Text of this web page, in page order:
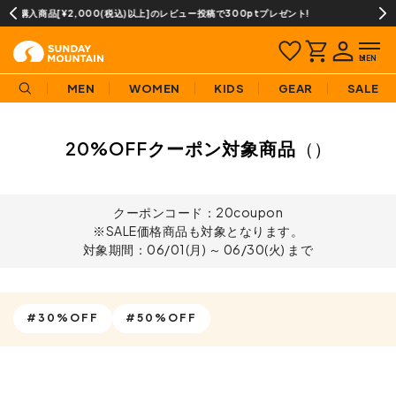
ュー投稿で300ptプレゼント! 当店での取扱商品は全て正規
MEN WOMEN KIDS GEAR SALE
20%OFFクーポン対象商品 （）
クーポンコード：20coupon
※SALE価格商品も対象となります。
対象期間：06/01(月) ～ 06/30(火) まで
#30%OFF #50%OFF